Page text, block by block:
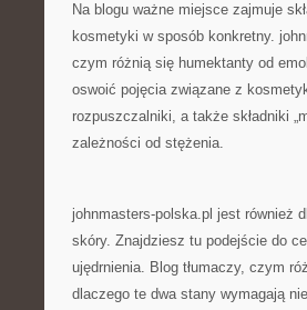
Na blogu ważne miejsce zajmuje
kosmetyki w sposób konkretny.
czym różnią się humektanty od
oswoić pojęcia związane z
rozpuszczalniki, a także składniki
zależności od stężenia.
johnmasters-polska.pl jest również
skóry. Znajdziesz tu podejście do
ujędrnienia. Blog tłumaczy, czym
dlaczego te dwa stany wymagają